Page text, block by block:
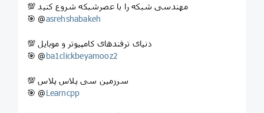
💯 مهندسی شبکه را با عصرشبکه شروع کنید
🎯 @asrehshabakeh
💯 دنیای ترفندهای کامپیوتر و موبایل
🎯 @ba1clickbeyamooz2
💯 سرزمین سی پلاس پلاس
🎯 @Learncpp